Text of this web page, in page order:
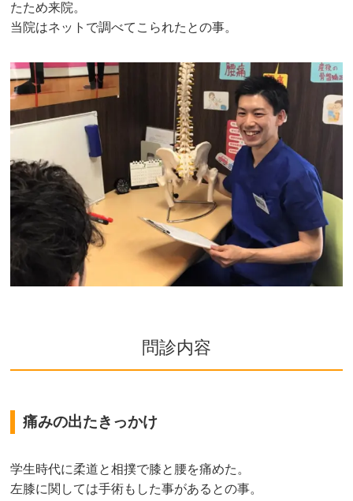
たため来院。
当院はネットで調べてこられたとの事。
問診内容
痛みの出たきっかけ
学生時代に柔道と相撲で膝と腰を痛めた。
左膝に関しては手術もした事があるとの事。